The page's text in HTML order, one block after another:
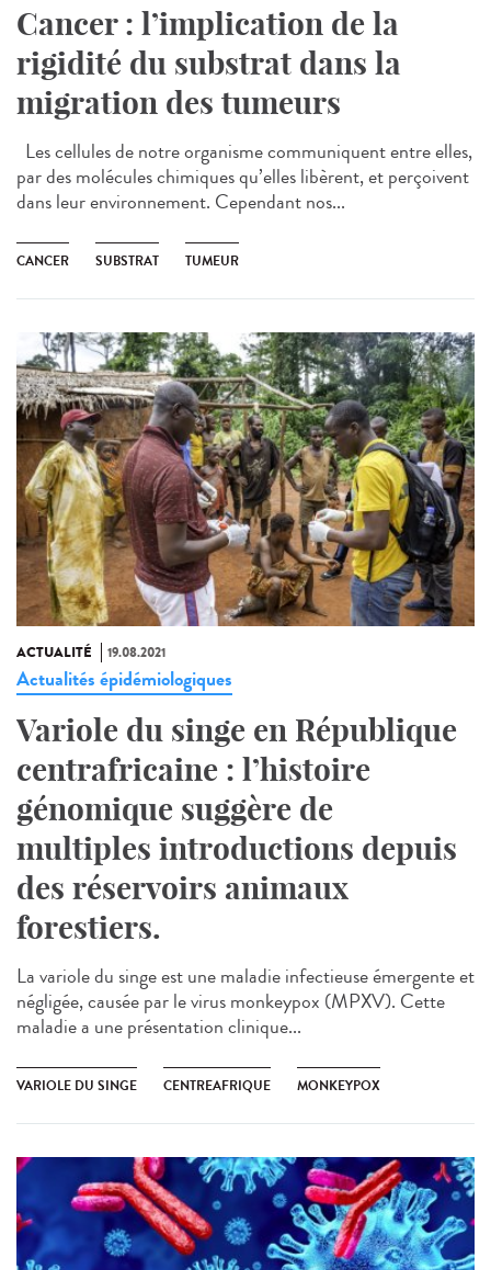
Cancer : l’implication de la
rigidité du substrat dans la
migration des tumeurs
Les cellules de notre organisme communiquent entre elles,
par des molécules chimiques qu’elles libèrent, et perçoivent
dans leur environnement. Cependant nos...
CANCER SUBSTRAT TUMEUR
ACTUALITÉ 19.08.2021
Actualités épidémiologiques
Variole du singe en République
centrafricaine : l’histoire
génomique suggère de
multiples introductions depuis
des réservoirs animaux
forestiers.
La variole du singe est une maladie infectieuse émergente et
négligée, causée par le virus monkeypox (MPXV). Cette
maladie a une présentation clinique...
VARIOLE DU SINGE CENTREAFRIQUE MONKEYPOX